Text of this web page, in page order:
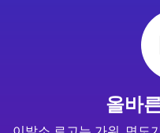
올바